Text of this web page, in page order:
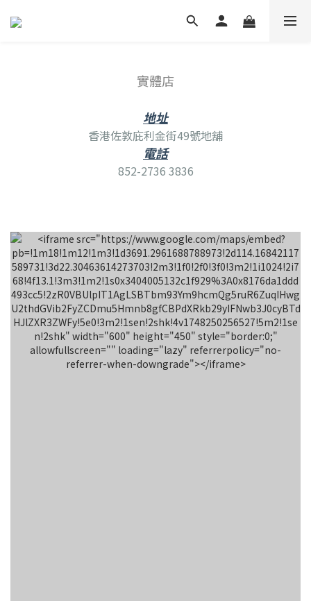
實體店
地址
香港佐敦庇利金街49號地舖
電話
852-2736 3836